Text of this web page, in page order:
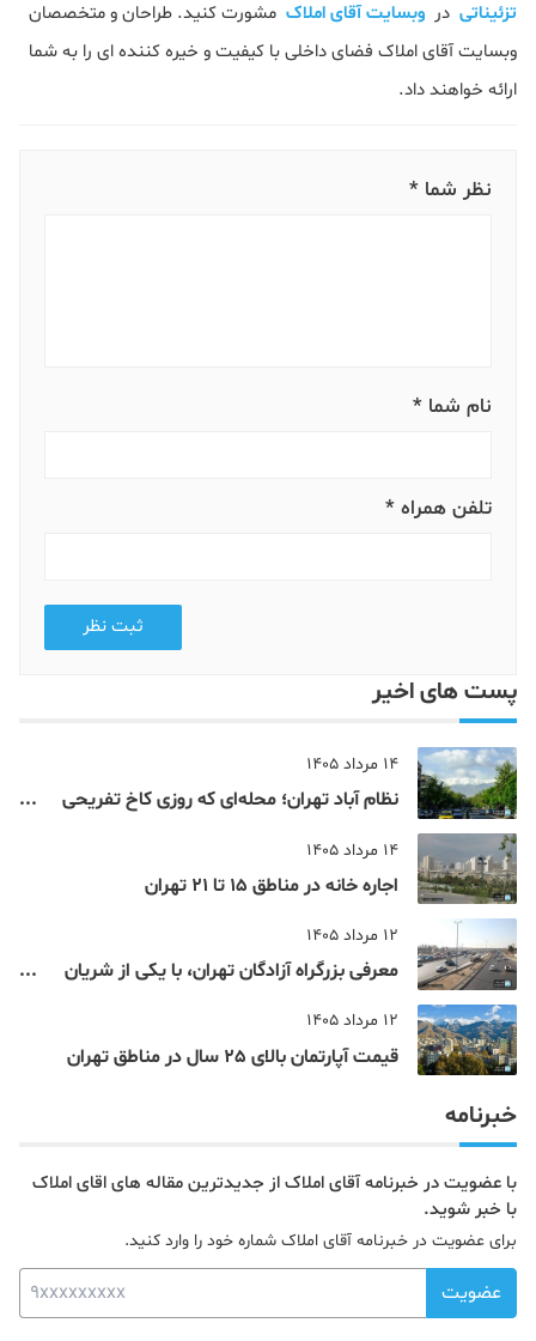
تزئیناتی در وبسایت آقای املاک مشورت کنید. طراحان و متخصصان
وبسایت آقای املاک فضای داخلی با کیفیت و خیره کننده ای را به شما
ارائه خواهند داد.
نظر شما *
نام شما *
تلفن همراه *
ثبت نظر
پست های اخیر
14 مرداد 1405
نظام‌ آباد تهران؛ محله‌ای که روزی کاخ تفریحی
14 مرداد 1405
اجاره خانه در مناطق 15 تا 21 تهران
12 مرداد 1405
معرفی بزرگراه آزادگان تهران، با یکی از شریان
12 مرداد 1405
قیمت آپارتمان بالای 25 سال در مناطق تهران
خبرنامه
با عضویت در خبرنامه آقای املاک از جدیدترین مقاله های اقای املاک
با خبر شوید.
برای عضویت در خبرنامه آقای املاک شماره خود را وارد کنید.
عضویت